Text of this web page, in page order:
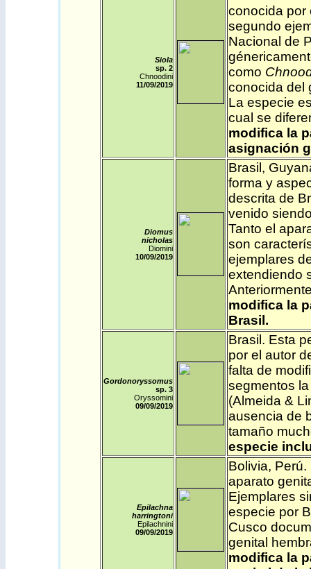
Siola
sp. 2
Chnoodini
11/09/2019
conocida por
segundo
Nacional de
como
conocida del
La especie
cual se
modifica la
asignación
Diomus
nicholas
Diomini
10/09/2019
Brasil ,
forma y
descrita de
venido
Tanto el
son
ejemplares
extendiendo
modifica la
Brasil.
Gordonoryssomus
sp. 3
Oryssomini
09/09/2019
Brasil . Esta
por el autor
falta de
segmentos
(Almeida &
ausencia de
tamaño
especie
Epilachna
harringtoni
Epilachnini
09/09/2019
Bolivia, Perú.
aparato
Ejemplares
especie por
Cusco
genital
modifica la